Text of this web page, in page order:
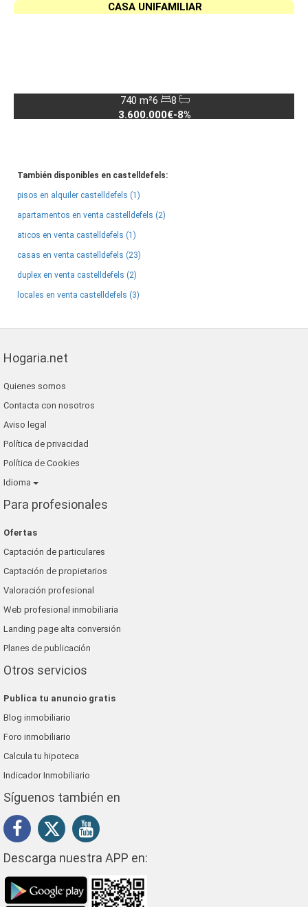
CASA UNIFAMILIAR
740 m²6
8
3.600.000€-8%
También disponibles en castelldefels:
pisos en alquiler castelldefels (1)
apartamentos en venta castelldefels (2)
aticos en venta castelldefels (1)
casas en venta castelldefels (23)
duplex en venta castelldefels (2)
locales en venta castelldefels (3)
Hogaria.net
Quienes somos
Contacta con nosotros
Aviso legal
Política de privacidad
Política de Cookies
Idioma
Para profesionales
Ofertas
Captación de particulares
Captación de propietarios
Valoración profesional
Web profesional inmobiliaria
Landing page alta conversión
Planes de publicación
Otros servicios
Publica tu anuncio gratis
Blog inmobiliario
Foro inmobiliario
Calcula tu hipoteca
Indicador Inmobiliario
Síguenos también en
Descarga nuestra APP en: